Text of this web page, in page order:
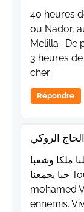
40 heures
ou Nador,
Melilla . De
3 heures
cher.
Répondre
الحاج الروكي
ملكا وشعبا
حبا يجمعنا Tous unis derrière sa majesté le roi
mohamed
ennemis.